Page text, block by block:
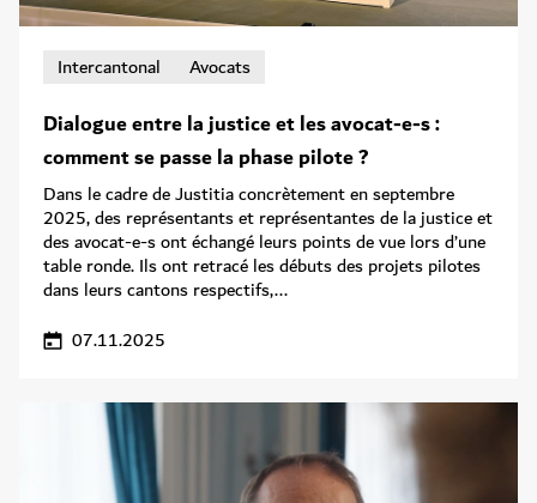
Intercantonal Avocats
Dialogue entre la justice et les avocat-e-s :
comment se passe la phase pilote ?
Dans le cadre de Justitia concrètement en septembre
2025, des représentants et représentantes de la justice et
des avocat-e-s ont échangé leurs points de vue lors d’une
table ronde. Ils ont retracé les débuts des projets pilotes
dans leurs cantons respectifs,...
07.11.2025